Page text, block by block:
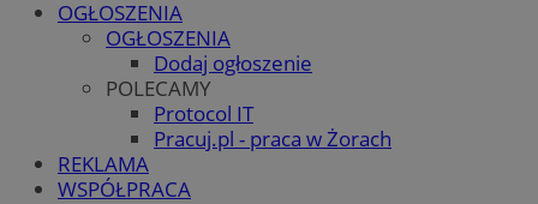
OGŁOSZENIA
OGŁOSZENIA
Dodaj ogłoszenie
POLECAMY
Protocol IT
Pracuj.pl - praca w Żorach
REKLAMA
WSPÓŁPRACA